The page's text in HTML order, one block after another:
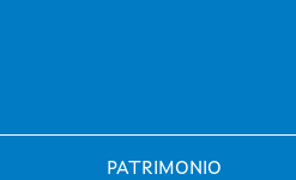
PATRIMONIO